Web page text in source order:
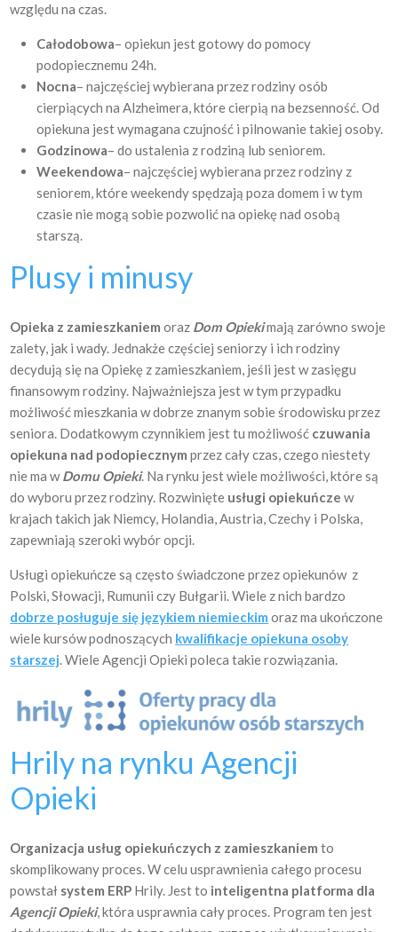
względu na czas.
Całodobowa– opiekun jest gotowy do pomocy
podopiecznemu 24h.
Nocna– najczęściej wybierana przez rodziny osób
cierpiących na Alzheimera, które cierpią na bezsenność. Od
opiekuna jest wymagana czujność i pilnowanie takiej osoby.
Godzinowa– do ustalenia z rodziną lub seniorem.
Weekendowa– najczęściej wybierana przez rodziny z
seniorem, które weekendy spędzają poza domem i w tym
czasie nie mogą sobie pozwolić na opiekę nad osobą
starszą.
Plusy i minusy
Opieka z zamieszkaniem oraz Dom Opiekimają zarówno swoje
zalety, jak i wady. Jednakże częściej seniorzy i ich rodziny
decydują się na Opiekę z zamieszkaniem, jeśli jest w zasięgu
finansowym rodziny. Najważniejsza jest w tym przypadku
możliwość mieszkania w dobrze znanym sobie środowisku przez
seniora. Dodatkowym czynnikiem jest tu możliwość czuwania
opiekuna nad podopiecznym przez cały czas, czego niestety
nie ma wDomu Opieki. Na rynku jest wiele możliwości, które są
do wyboru przez rodziny. Rozwinięte usługi opiekuńcze w
krajach takich jak Niemcy, Holandia, Austria, Czechy i Polska,
zapewniają szeroki wybór opcji.
Usługi opiekuńcze są często świadczone przez opiekunów z
Polski, Słowacji, Rumunii czy Bułgarii. Wiele z nich bardzo
dobrze posługuje się językiem niemieckim oraz ma ukończone
wiele kursów podnoszących kwalifikacje opiekuna osoby
starszej. Wiele Agencji Opieki poleca takie rozwiązania.
Hrily na rynku Agencji
Opieki
Organizacja usług opiekuńczych z zamieszkaniem to
skomplikowany proces. W celu usprawnienia całego procesu
powstał system ERP Hrily. Jest to inteligentna platforma dla
Agencji Opieki, która usprawnia cały proces. Program ten jest